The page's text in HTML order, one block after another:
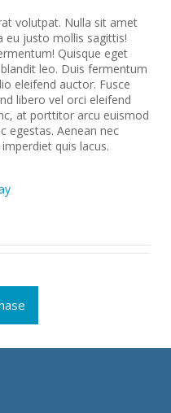
volutpat. Nulla sit amet
eu justo mollis sagittis!
Quisque eget
leo. Duis fermentum
eleifend auctor. Fusce
libero vel orci eleifend
at porttitor arcu euismod
egestas. Aenean nec
quis lacus.